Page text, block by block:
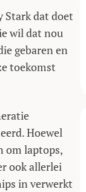
Stark dat doet
wil dat nou
gebaren en
toekomst
Hoewel
om laptops,
ook allerlei
in verwerkt